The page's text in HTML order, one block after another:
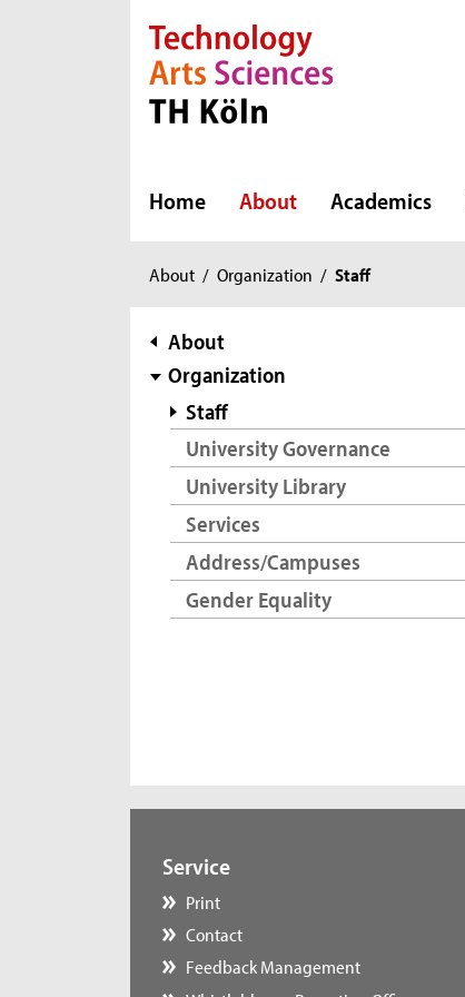
Direkt zur Hauptnavigation
Direkt zur Subnavigation
Direkt zum Inhalt
Direkt zum Fußbereich
Home About Academics
You
here:
About / Organization / Staff
subnavigation
About
Organization
Staff
University Governance
University Library
Services
Address/Campuses
Gender Equality
Service
Print
Contact
Feedback Management